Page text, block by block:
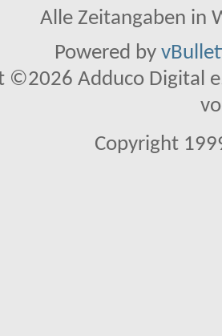
Alle Zeitangaben in
Powered by
©2026 Adduco Digital
Copyright